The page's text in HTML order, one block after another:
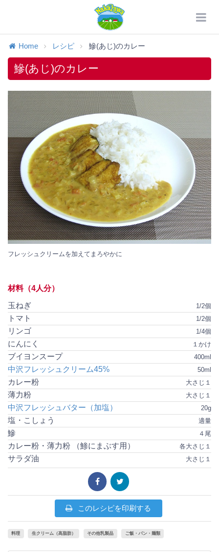
Home レシピ 鰺(あじ)のカレー
鰺(あじ)のカレー
フレッシュクリームを加えてまろやかに
材料（4人分）
1/2個
玉ねぎ
1/2個
トマト
1/4個
リンゴ
１かけ
にんにく
400ml
ブイヨンスープ
50ml
中沢フレッシュクリーム45%
大さじ１
カレー粉
大さじ１
薄力粉
20g
中沢フレッシュバター（加塩）
適量
塩・こしょう
４尾
鰺
各大さじ１
カレー粉・薄力粉 （鯵にまぶす用）
大さじ１
サラダ油
このレシピを印刷する
料理 生クリーム（高脂肪） その他乳製品 ご飯・パン・麺類